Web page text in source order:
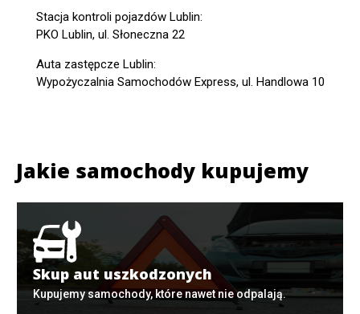
Stacja kontroli pojazdów Lublin:
PKO Lublin, ul. Słoneczna 22
Auta zastępcze Lublin:
Wypożyczalnia Samochodów Express, ul. Handlowa 10
Jakie samochody kupujemy
Skup aut uszkodzonych
Kupujemy samochody, które nawet nie odpalają.